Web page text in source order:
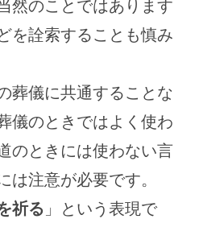
然のことではあります
を詮索することも慎み
葬儀に共通することな
儀のときではよく使わ
のときには使わない言
は注意が必要です。
祈る 」という表現で